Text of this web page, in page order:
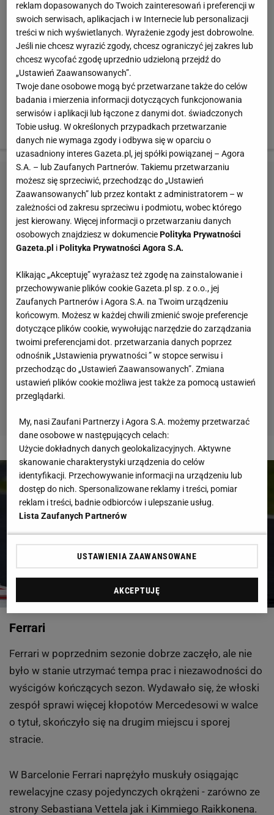
mistrzowski.
Do każdego sezonu podchodzę tak samo. To zawsze
dla mnie nowy początek. Ale już nie mogę się doczekać
pierwszego wyścigu. Chcemy, by ludzie obserwowali
naszą walkę z wypiekami na twarzy. Mam nadzieję, że
wyścigi będą zacięte, a my będziemy bić się o ułamki
sekund - powiedział Lewis Hamilton.
2 z 10
Ferrari
Ferrari w poprzednim sezonie dobrze zaczęło, ale nie
było w stanie utrzymać tempa prac i niezawodności do
wyścigów kończących sezon. Wydawało się, że włoski
zespół sprawi więcej kłopotów Mercedesowi w walce
o tytuł, skończyło się na drugim miejscu i sporej
stracie.
W Barcelonie Ferrari naprężyło muskuły osiągając
rewelacyjne czasy pojedynczych okrążeni - zarówno ze
strony Sebastiana Vettela jak i Kimmiego Raikkonena.
reklam dopasowanych do Twoich zainteresowań i preferencji w
swoich serwisach, aplikacjach i w Internecie lub personalizacji
treści w nich wyświetlanych. Wyrażenie zgody jest dobrowolne.
Jeśli nie chcesz wyrazić zgody, chcesz ograniczyć jej zakres lub
chcesz wycofać zgodę uprzednio udzieloną przejdź do
„Ustawień Zaawansowanych”.
Twoje dane osobowe mogą być przetwarzane także do celów
badania i mierzenia informacji dotyczących funkcjonowania
serwisów i aplikacji lub łączone z danymi dot. świadczonych
Tobie usług. W określonych przypadkach przetwarzanie
danych nie wymaga zgody i odbywa się w oparciu o
uzasadniony interes Gazeta.pl, jej spółki powiązanej – Agora
S.A. – lub Zaufanych Partnerów. Takiemu przetwarzaniu
możesz się sprzeciwić, przechodząc do „Ustawień
Zaawansowanych” lub przez kontakt z administratorem – w
zależności od zakresu sprzeciwu i podmiotu, wobec którego
jest kierowany. Więcej informacji o przetwarzaniu danych
osobowych znajdziesz w dokumenciePolityka Prywatności
Gazeta.pl iPolityka Prywatności Agora S.A.
Klikając „Akceptuję” wyrażasz też zgodę na zainstalowanie i
przechowywanie plików cookie Gazeta.pl sp. z o.o., jej
Zaufanych Partnerów i Agora S.A. na Twoim urządzeniu
końcowym. Możesz w każdej chwili zmienić swoje preferencje
dotyczące plików cookie, wywołując narzędzie do zarządzania
twoimi preferencjami dot. przetwarzania danych poprzez
odnośnik „Ustawienia prywatności ” w stopce serwisu i
przechodząc do „Ustawień Zaawansowanych”. Zmiana
ustawień plików cookie możliwa jest także za pomocą ustawień
przeglądarki.
My, nasi Zaufani Partnerzy i Agora S.A. możemy przetwarzać
dane osobowe w następujących celach:
Użycie dokładnych danych geolokalizacyjnych. Aktywne
skanowanie charakterystyki urządzenia do celów
identyfikacji. Przechowywanie informacji na urządzeniu lub
dostęp do nich. Spersonalizowane reklamy i treści, pomiar
reklam i treści, badnie odbiorców i ulepszanie usług.
Lista Zaufanych Partnerów
USTAWIENIA ZAAWANSOWANE
AKCEPTUJĘ